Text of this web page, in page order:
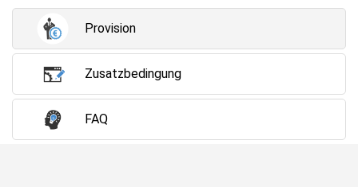
Provision
Zusatzbedingung
FAQ